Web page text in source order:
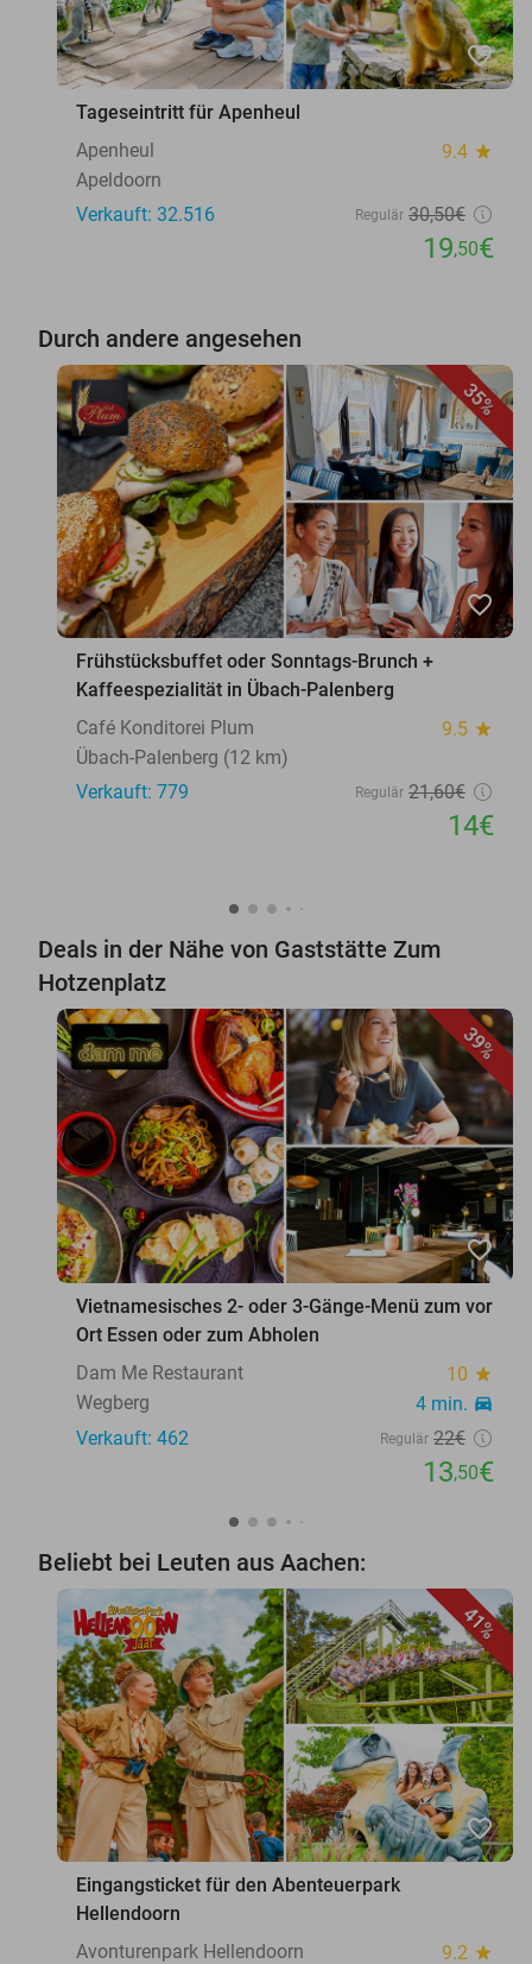
favorite_border
Tageseintritt für Apenheul
Apenheul
9.4 star
Apeldoorn
Verkauft: 32.516
Regulär 30,50€
19,50€
Durch andere angesehen
35%
favorite_border
Frühstücksbuffet oder Sonntags-Brunch +
Kaffeespezialität in Übach-Palenberg
Café Konditorei Plum
9.5 star
Übach-Palenberg (12 km)
Verkauft: 779
Regulär 21,60€
14€
Deals in der Nähe von Gaststätte Zum
Hotzenplatz
39%
favorite_border
Vietnamesisches 2- oder 3-Gänge-Menü zum vor
Ort Essen oder zum Abholen
Dam Me Restaurant
10 star
Wegberg 4 min. directions_car
Verkauft: 462 Regulär 22€
13,50€
Beliebt bei Leuten aus Aachen:
41%
favorite_border
Eingangsticket für den Abenteuerpark
Hellendoorn
Avonturenpark Hellendoorn
9.2 star